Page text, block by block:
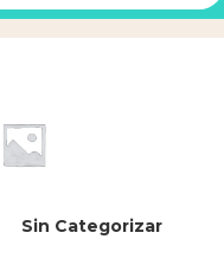
Sin Categorizar